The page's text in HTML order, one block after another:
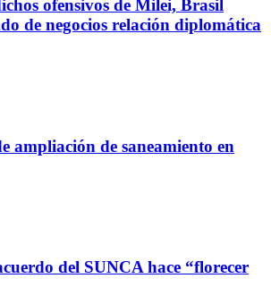
ofensivos de Milei, Brasil
de negocios relación diplomática
ampliación de saneamiento en
del SUNCA hace “florecer